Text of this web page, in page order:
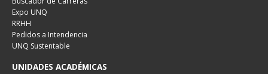
Expo UNQ
RRHH
Pedidos a Intendencia
UNQ Sustentable
UNIDADES ACADÉMICAS